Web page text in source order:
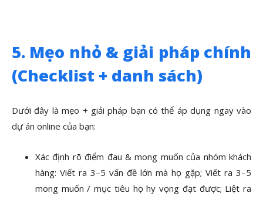
5. Mẹo nhỏ & giải pháp chính
(Checklist + danh sách)
Dưới đây là mẹo + giải pháp bạn có thể áp dụng ngay vào
dự án online của bạn:
Xác định rõ điểm đau & mong muốn của nhóm khách
hàng: Viết ra 3–5 vấn đề lớn mà họ gặp; Viết ra 3–5
mong muốn / mục tiêu họ hy vọng đạt được; Liệt ra